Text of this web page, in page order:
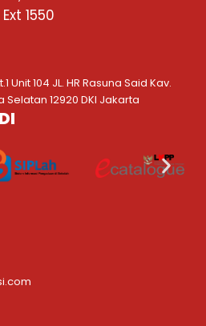
1550
Unit 104 JL. HR Rasuna Said Kav.
Selatan 12920 DKI Jakarta